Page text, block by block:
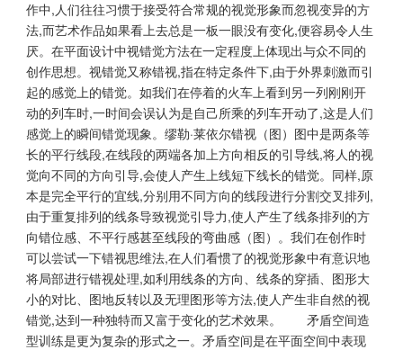
作中,人们往往习惯于接受符合常规的视觉形象而忽视变异的方
法,而艺术作品如果看上去总是一板一眼没有变化,便容易令人生
厌。在平面设计中视错觉方法在一定程度上体现出与众不同的
创作思想。视错觉又称错视,指在特定条件下,由于外界刺激而引
起的感觉上的错觉。如我们在停着的火车上看到另一列刚刚开
动的列车时,一时间会误认为是自己所乘的列车开动了,这是人们
感觉上的瞬间错觉现象。缪勒·莱依尔错视（图）图中是两条等
长的平行线段,在线段的两端各加上方向相反的引导线,将人的视
觉向不同的方向引导,会使人产生上线短下线长的错觉。同样,原
本是完全平行的宜线,分别用不同方向的线段进行分割交叉排列,
由于重复排列的线条导致视觉引导力,使人产生了线条排列的方
向错位感、不平行感甚至线段的弯曲感（图）。我们在创作时
可以尝试一下错视思维法,在人们看惯了的视觉形象中有意识地
将局部进行错视处理,如利用线条的方向、线条的穿插、图形大
小的对比、图地反转以及无理图形等方法,使人产生非自然的视
错觉,达到一种独特而又富于变化的艺术效果。 矛盾空间造
型训练是更为复杂的形式之一。矛盾空间是在平面空间中表现